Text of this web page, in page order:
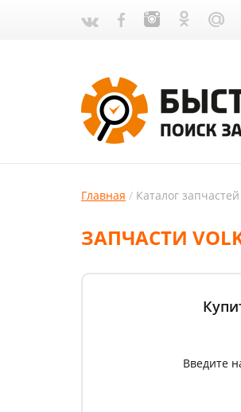
Главная Каталог
ЗАПЧАСТИ
Введите